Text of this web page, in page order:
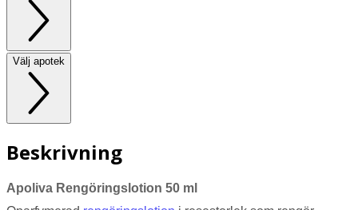
Välj apotek
Beskrivning
Apoliva Rengöringslotion 50 ml